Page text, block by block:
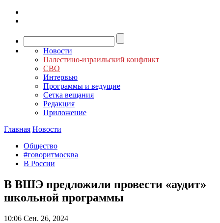
Новости
Палестино-израильский конфликт
СВО
Интервью
Программы и ведущие
Сетка вещания
Редакция
Приложение
Главная Новости
Общество
#говоритмосква
В России
В ВШЭ предложили провести «аудит»
школьной программы
10:06 Сен. 26, 2024